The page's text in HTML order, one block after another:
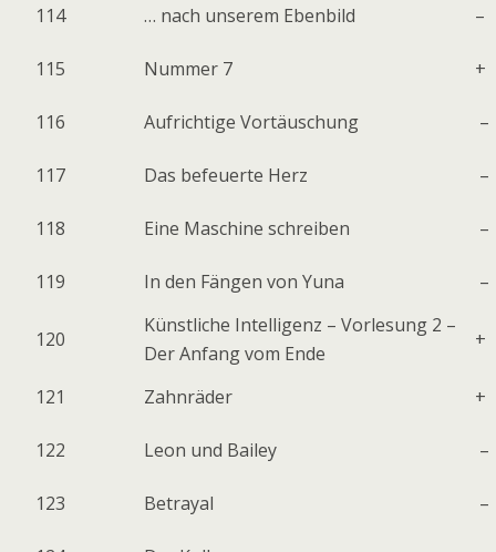
114 … nach unserem Ebenbild –
115 Nummer 7 +
116 Aufrichtige Vortäuschung –
117 Das befeuerte Herz –
118 Eine Maschine schreiben –
119 In den Fängen von Yuna –
120
Künstliche Intelligenz – Vorlesung 2 –
Der Anfang vom Ende
+
121 Zahnräder +
122 Leon und Bailey –
123 Betrayal –